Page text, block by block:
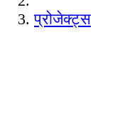
प्रोजेक्ट्स